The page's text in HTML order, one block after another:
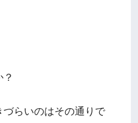
らいのはその通りで